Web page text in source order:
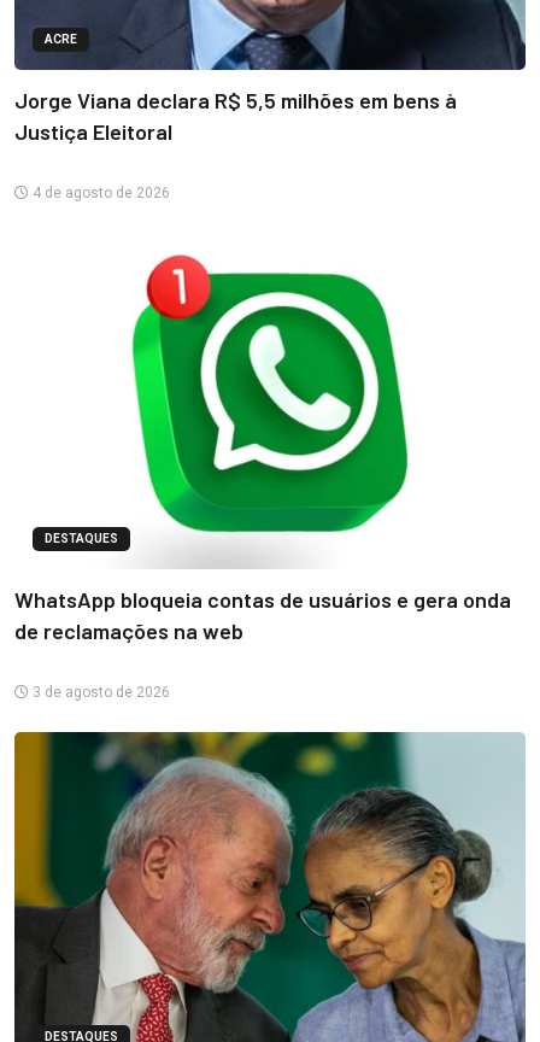
ACRE
Jorge Viana declara R$ 5,5 milhões em bens à
Justiça Eleitoral
4 de agosto de 2026
DESTAQUES
WhatsApp bloqueia contas de usuários e gera onda
de reclamações na web
3 de agosto de 2026
DESTAQUES